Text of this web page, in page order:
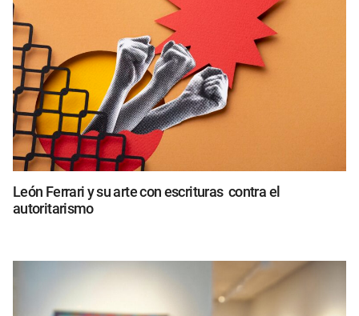
León Ferrari y su arte con escrituras contra el
autoritarismo